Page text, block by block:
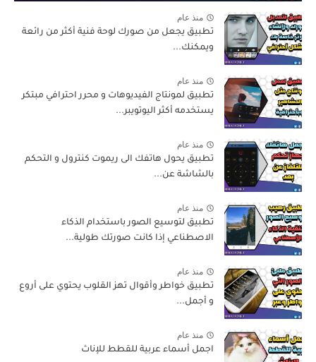
منذ عام
تطبيق يجعل من صورك لوحة فنية أكثر من رائعة
ويمكنك...
منذ عام
تطبيق لمونتاج الفيديوهات و محرر احترافي مبتكر
يستخدمه أكثر اليوتويبر...
منذ عام
تطبيق يحول هاتفك الى ريموت كنترول و التحكم
بالشاشة عن...
منذ عام
تطبيق لتوسيع الصور باستخدام الذكاء
الاصطناعي إذا كانت صورتك طولية...
منذ عام
تطبيق خواطر وأقوال تهز القلوب يحتوي على أروع
و أجمل...
منذ عام
اجمل أسماء عربية للقطط للإناث